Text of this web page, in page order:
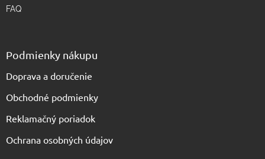
FAQ
Podmienky nákupu
Doprava a doručenie
Obchodné podmienky
Reklamačný poriadok
Ochrana osobných údajov